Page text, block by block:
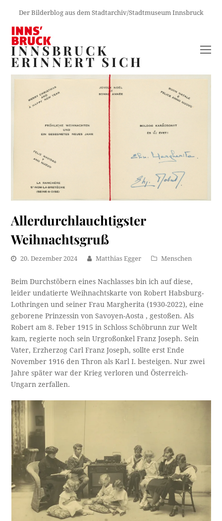
Der Bilderblog aus dem Stadtarchiv/Stadtmuseum Innsbruck
INNSBRUCK
ERINNERT SICH
Allerdurchlauchtigster
Weihnachtsgruß
20. Dezember 2024 Matthias Egger Menschen
Beim Durchstöbern eines Nachlasses bin ich auf diese,
leider undatierte Weihnachtskarte von Robert Habsburg-
Lothringen und seiner Frau Margherita (1930-2022), eine
geborene Prinzessin von Savoyen-Aosta , gestoßen. Als
Robert am 8. Feber 1915 in Schloss Schöbrunn zur Welt
kam, regierte noch sein Urgroßonkel Franz Joseph. Sein
Vater, Erzherzog Carl Franz Joseph, sollte erst Ende
November 1916 den Thron als Karl I. besteigen. Nur zwei
Jahre später war der Krieg verloren und Österreich-
Ungarn zerfallen.